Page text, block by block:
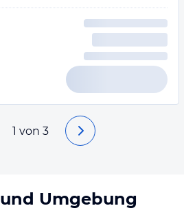
1 von 3
und Umgebung